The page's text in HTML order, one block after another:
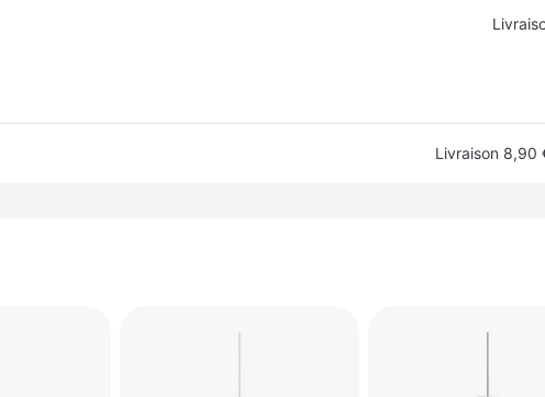
Livraison 8,90